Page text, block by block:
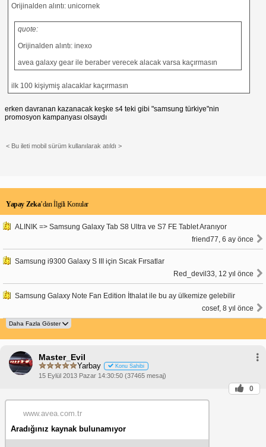
Orijinalden alıntı: unicornek
quote:
Orijinalden alıntı: inexo
avea galaxy gear ile beraber verecek alacak varsa kaçırmasın
ilk 100 kişiymiş alacaklar kaçırmasın
erken davranan kazanacak keşke s4 teki gibi "samsung türkiye"nin
promosyon kampanyası olsaydı
< Bu ileti mobil sürüm kullanılarak atıldı >
Yapay Zeka’dan İlgili Konular
ALINIK => Samsung Galaxy Tab S8 Ultra ve S7 FE Tablet Aranıyor
friend77, 6 ay önce
Samsung i9300 Galaxy S III için Sıcak Fırsatlar
Red_devil33, 12 yıl önce
Samsung Galaxy Note Fan Edition İthalat ile bu ay ülkemize gelebilir
cosef, 8 yıl önce
Master_Evil
Yarbay Konu Sahibi
15 Eylül 2013 Pazar 14:30:50 (37465 mesaj)
0
www.avea.com.tr
Aradığınız kaynak bulunamıyor